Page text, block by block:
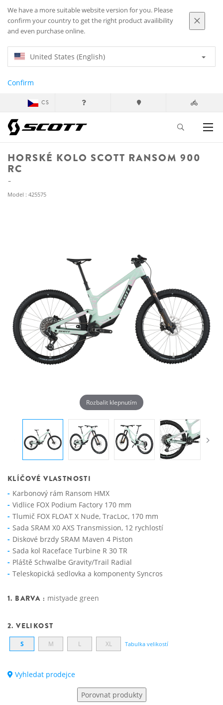
We have a more suitable website version for you. Please
confirm your country to get the right product availibility
and even purchase online.
United States (English)
Confirm
CS
HORSKÉ KOLO SCOTT RANSOM 900
RC
Model : 425575
Rozbalit klepnutím
KLÍČOVÉ VLASTNOSTI
Karbonový rám Ransom HMX
Vidlice FOX Podium Factory 170 mm
Tlumič FOX FLOAT X Nude, TracLoc, 170 mm
Sada SRAM X0 AXS Transmission, 12 rychlostí
Diskové brzdy SRAM Maven 4 Piston
Sada kol Raceface Turbine R 30 TR
Pláště Schwalbe Gravity/Trail Radial
Teleskopická sedlovka a komponenty Syncros
1. BARVA : mistyade green
2. VELIKOST
S M L XL Tabulka velikostí
Vyhledat prodejce
Porovnat produkty